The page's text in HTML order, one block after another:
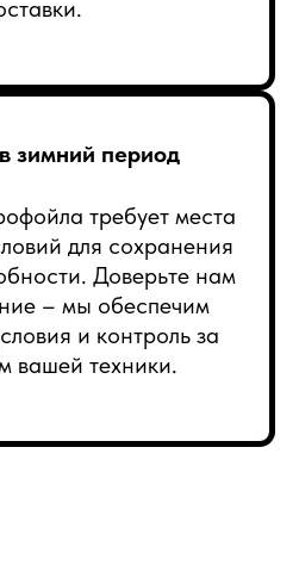
зимний период
требует места
для сохранения
Доверьте нам
– мы обеспечим
и контроль за
вашей техники.